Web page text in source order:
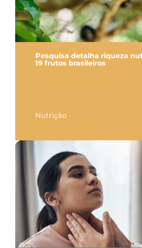
Pesquisa detalha riqueza
19 frutos brasileiros
Nutrição